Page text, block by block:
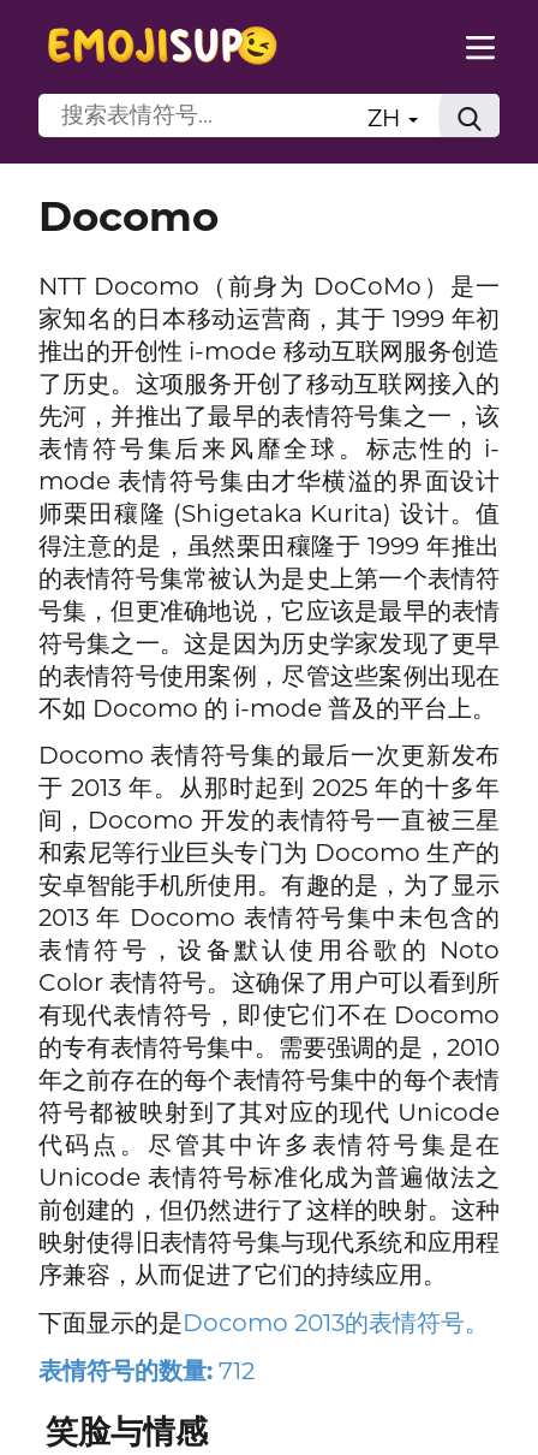
ZH
Docomo
NTT Docomo（前身为 DoCoMo）是一
家知名的日本移动运营商，其于 1999 年初
推出的开创性 i-mode 移动互联网服务创造
了历史。这项服务开创了移动互联网接入的
先河，并推出了最早的表情符号集之一，该
表情符号集后来风靡全球。标志性的 i-
mode 表情符号集由才华横溢的界面设计
师栗田穰隆 (Shigetaka Kurita) 设计。值
得注意的是，虽然栗田穰隆于 1999 年推出
的表情符号集常被认为是史上第一个表情符
号集，但更准确地说，它应该是最早的表情
符号集之一。这是因为历史学家发现了更早
的表情符号使用案例，尽管这些案例出现在
不如 Docomo 的 i-mode 普及的平台上。
Docomo 表情符号集的最后一次更新发布
于 2013 年。从那时起到 2025 年的十多年
间，Docomo 开发的表情符号一直被三星
和索尼等行业巨头专门为 Docomo 生产的
安卓智能手机所使用。有趣的是，为了显示
2013 年 Docomo 表情符号集中未包含的
表情符号，设备默认使用谷歌的 Noto
Color 表情符号。这确保了用户可以看到所
有现代表情符号，即使它们不在 Docomo
的专有表情符号集中。需要强调的是，2010
年之前存在的每个表情符号集中的每个表情
符号都被映射到了其对应的现代 Unicode
代码点。尽管其中许多表情符号集是在
Unicode 表情符号标准化成为普遍做法之
前创建的，但仍然进行了这样的映射。这种
映射使得旧表情符号集与现代系统和应用程
序兼容，从而促进了它们的持续应用。
下面显示的是Docomo 2013的表情符号。
表情符号的数量:712
笑脸与情感